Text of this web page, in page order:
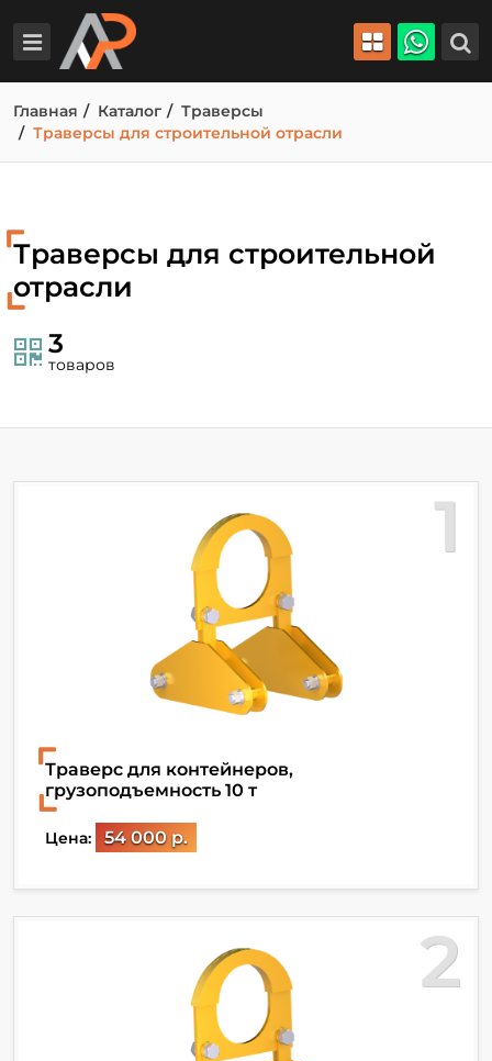
Главная Каталог
Траверсы
Траверсы для строительной отрасли
Траверсы для строительной
отрасли
3
товаров
1
Траверс для контейнеров,
грузоподъемность 10 т
Цена: 54 000 р.
2